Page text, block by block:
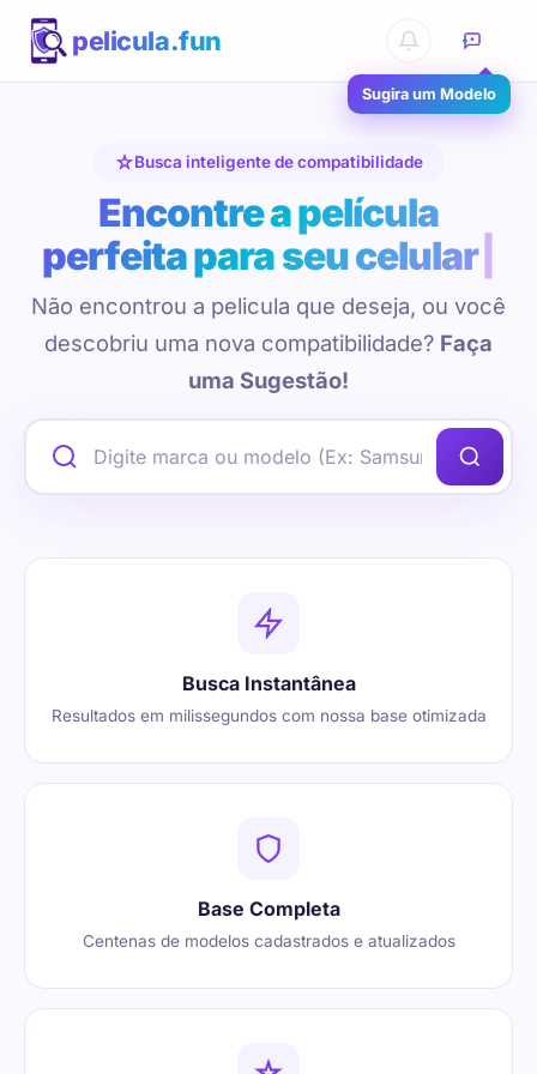
pelicula.fun
Sugira um Modelo
Busca inteligente de compatibilidade
Encontre a película
perfeita para seu celular
Não encontrou a pelicula que deseja, ou você
descobriu uma nova compatibilidade? Faça
uma Sugestão!
Busca Instantânea
Resultados em milissegundos com nossa base otimizada
Base Completa
Centenas de modelos cadastrados e atualizados